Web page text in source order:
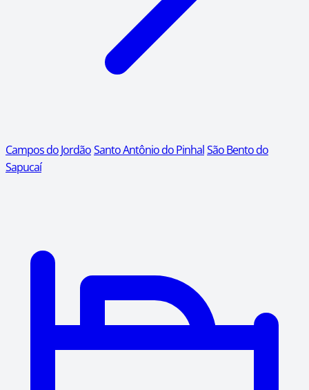
Campos do JordãoSanto Antônio do PinhalSão Bento do
Sapucaí